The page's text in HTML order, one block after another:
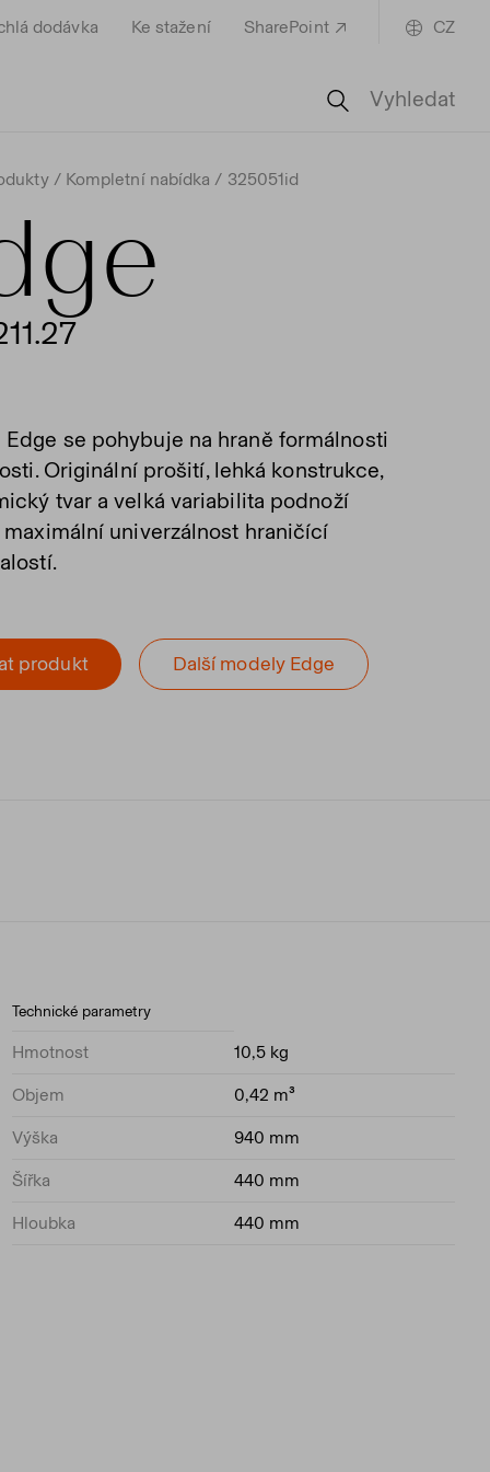
dodávka Ke stažení SharePoint CZ
Vyhledat
Kompletní nabídka 325051id
Edge se pohybuje na hraně formálnosti
Originální prošití, lehká konstrukce,
tvar a velká variabilita podnoží
univerzálnost hraničící
produkt Další modely Edge
Technické parametry
Hmotnost 10,5 kg
Objem 0,42 m³
Výška 940 mm
Šířka 440 mm
Hloubka 440 mm